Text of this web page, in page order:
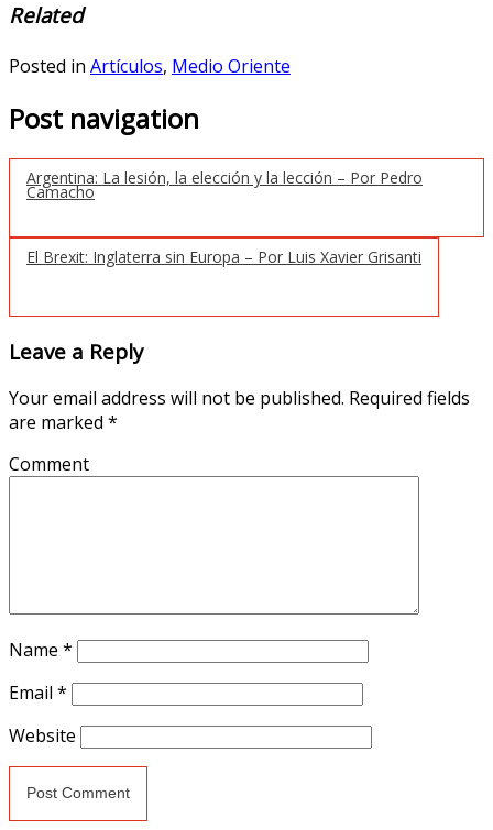
Related
Posted in Artículos, Medio Oriente
Post navigation
Argentina: La lesión, la elección y la lección – Por Pedro
Camacho
El Brexit: Inglaterra sin Europa – Por Luis Xavier Grisanti
Leave a Reply
Your email address will not be published. Required fields
are marked *
Comment
Name *
Email *
Website